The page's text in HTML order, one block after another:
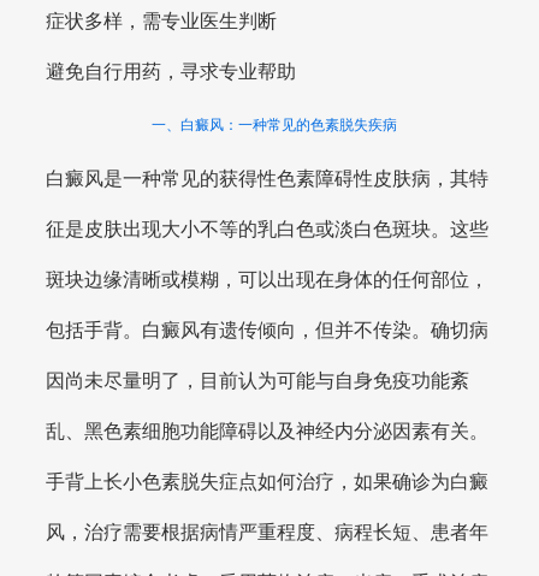
症状多样，需专业医生判断
避免自行用药，寻求专业帮助
一、白癜风：一种常见的色素脱失疾病
白癜风是一种常见的获得性色素障碍性皮肤病，其特
征是皮肤出现大小不等的乳白色或淡白色斑块。这些
斑块边缘清晰或模糊，可以出现在身体的任何部位，
包括手背。白癜风有遗传倾向，但并不传染。确切病
因尚未尽量明了，目前认为可能与自身免疫功能紊
乱、黑色素细胞功能障碍以及神经内分泌因素有关。
手背上长小色素脱失症点如何治疗，如果确诊为白癜
风，治疗需要根据病情严重程度、病程长短、患者年